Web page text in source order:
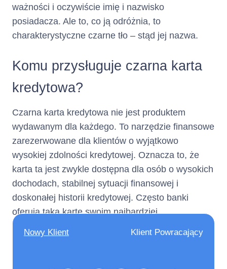
ważności i oczywiście imię i nazwisko
posiadacza. Ale to, co ją odróżnia, to
charakterystyczne czarne tło – stąd jej nazwa.
Komu przysługuje czarna karta
kredytowa?
Czarna karta kredytowa nie jest produktem
wydawanym dla każdego. To narzędzie finansowe
zarezerwowane dla klientów o wyjątkowo
wysokiej zdolności kredytowej. Oznacza to, że
karta ta jest zwykle dostępna dla osób o wysokich
dochodach, stabilnej sytuacji finansowej i
doskonałej historii kredytowej. Często banki
oferują taką kartę swoim najbardziej
wartościowym klientom, czyli osobom, które już
od dłuższego czasu korzystają z usług banku i
Nowy Klient Klient Powracający
Numer faksu :
(informacja ta ma charakter
opcjonalny)
Nie dotyczy
Adres strony
internetowej :
(informacja ta ma charakter
opcjonalny)
www.netcredit.pl
Pośrednik kredytowy
Dane identyfikacyjne:
(Adres, z którego ma korzystać
konsument)
Nie dotyczy
Adres : Nie dotyczy